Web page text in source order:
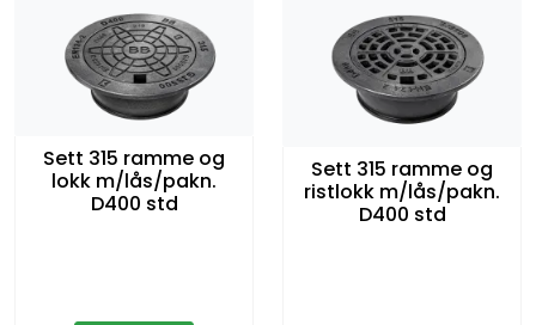
Sett 315 ramme og
lokk m/lås/pakn.
D400 std
Sett 315 ramme og
ristlokk m/lås/pakn.
D400 std